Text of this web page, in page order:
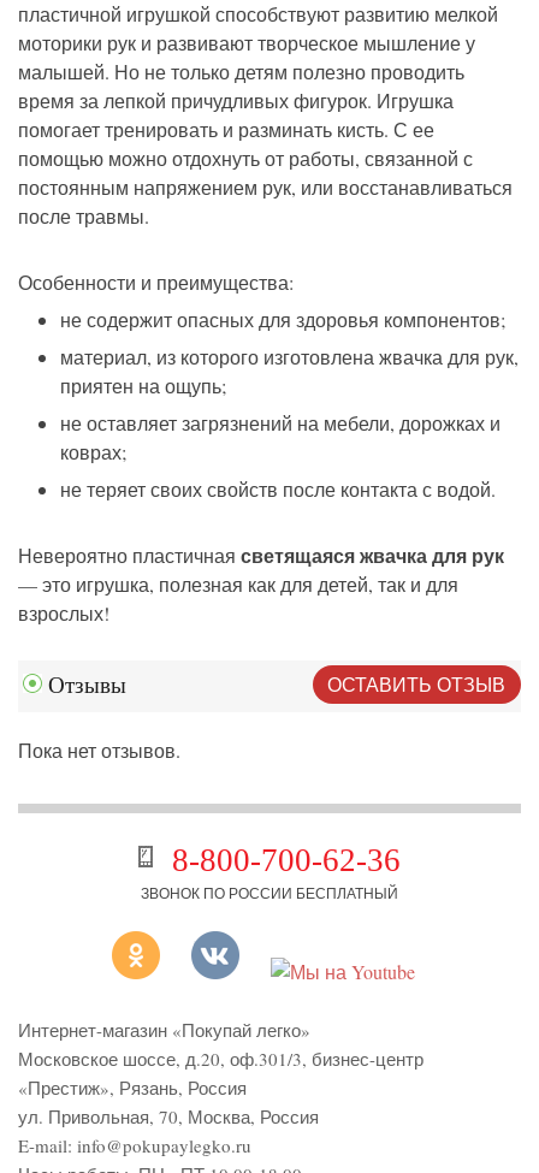
пластичной игрушкой способствуют развитию мелкой
моторики рук и развивают творческое мышление у
малышей. Но не только детям полезно проводить
время за лепкой причудливых фигурок. Игрушка
помогает тренировать и разминать кисть. С ее
помощью можно отдохнуть от работы, связанной с
постоянным напряжением рук, или восстанавливаться
после травмы.
Особенности и преимущества:
не содержит опасных для здоровья компонентов;
материал, из которого изготовлена жвачка для рук,
приятен на ощупь;
не оставляет загрязнений на мебели, дорожках и
коврах;
не теряет своих свойств после контакта с водой.
Невероятно пластичная светящаяся жвачка для рук
— это игрушка, полезная как для детей, так и для
взрослых!
Отзывы ОСТАВИТЬ ОТЗЫВ
Пока нет отзывов.
8-800-700-62-36
ЗВОНОК ПО РОССИИ БЕСПЛАТНЫЙ
Интернет-магазин «Покупай легко»
Московское шоссе, д.20, оф.301/3, бизнес-центр
«Престиж», Рязань, Россия
ул. Привольная, 70, Москва, Россия
E-mail: info@pokupaylegko.ru